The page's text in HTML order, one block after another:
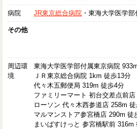
病院 JR東京総合病院 ・東海大学医学
その他
周辺環
境
東海大学医学部付属東京病院
ＪＲ東京総合病院 1km 徒歩13分
代々木五郵便局 319m 徒歩4分
ファミリーマート 初台交差点前
ローソン 代々木西参道店 258m
マルマンストア参宮橋店 290m 徒
まいばすけっと 参宮橋駅前 316m